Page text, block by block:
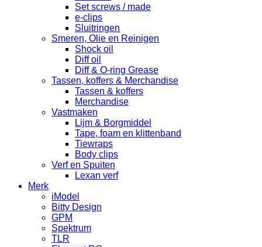
Set screws / made
e-clips
Sluitringen
Smeren, Olie en Reinigen
Shock oil
Diff oil
Diff & O-ring Grease
Tassen, koffers & Merchandise
Tassen & koffers
Merchandise
Vastmaken
Lijm & Borgmiddel
Tape, foam en klittenband
Tiewraps
Body clips
Verf en Spuiten
Lexan verf
Merk
iModel
Bitty Design
GPM
Spektrum
TLR